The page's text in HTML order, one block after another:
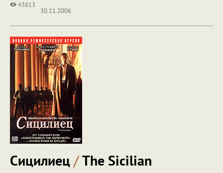
43813
30.11.2006
Сицилиец/The Sicilian